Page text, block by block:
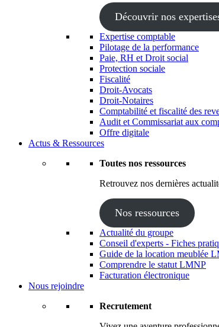
Découvrir nos
Expertise comptable
Pilotage de la performance
Paie, RH et Droit social
Protection sociale
Fiscalité
Droit-Avocats
Droit-Notaires
Comptabilité et fiscalité des
Audit et Commissariat aux
Offre digitale
Actus & Ressources
Toutes nos ressources
Retrouvez nos dernières
Nos ressources
Actualité du groupe
Conseil d'experts - Fiches
Guide de la location meublée
Comprendre le statut LMNP
Facturation électronique
Nous rejoindre
Recrutement